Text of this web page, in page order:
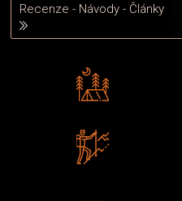
Recenze - Návody - Články